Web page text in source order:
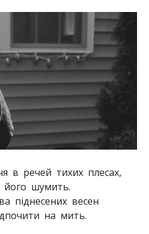
в речей тихих плесах,
шумить.
піднесених весен
на мить.